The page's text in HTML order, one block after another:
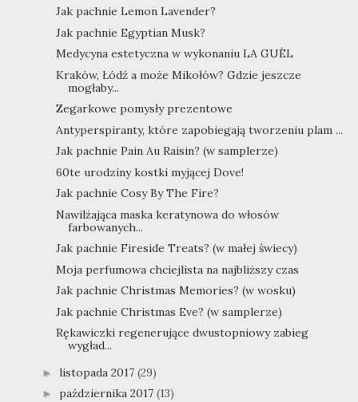
Jak pachnie Lemon Lavender?
Jak pachnie Egyptian Musk?
Medycyna estetyczna w wykonaniu LA GUÈL
Kraków, Łódź a może Mikołów? Gdzie jeszcze
mogłaby...
Zegarkowe pomysły prezentowe
Antyperspiranty, które zapobiegają tworzeniu plam ...
Jak pachnie Pain Au Raisin? (w samplerze)
60te urodziny kostki myjącej Dove!
Jak pachnie Cosy By The Fire?
Nawilżająca maska keratynowa do włosów
farbowanych...
Jak pachnie Fireside Treats? (w małej świecy)
Moja perfumowa chciejlista na najbliższy czas
Jak pachnie Christmas Memories? (w wosku)
Jak pachnie Christmas Eve? (w samplerze)
Rękawiczki regenerujące dwustopniowy zabieg
wygład...
► listopada 2017 (29)
► października 2017 (13)